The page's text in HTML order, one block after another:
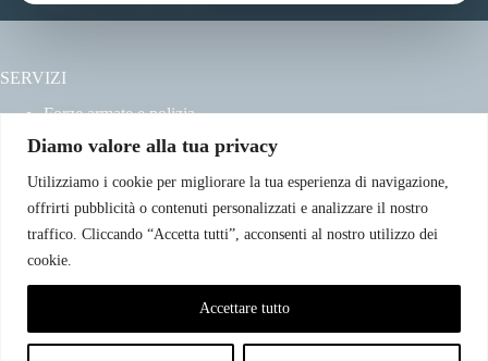
Diamo valore alla tua privacy
Utilizziamo i cookie per migliorare la tua esperienza di navigazione,
offrirti pubblicità o contenuti personalizzati e analizzare il nostro
traffico. Cliccando “Accetta tutti”, acconsenti al nostro utilizzo dei
cookie.
Accettare tutto
Privacy e Cookie Policy
SERVIZI
Forze armate e polizia
Concorsi pubblici
Pubblico impiego
Contratti con la pubblica amministrazione
Vittime del dovere ed equiparati
CONTATTI
Telefono: +39 380.7996298